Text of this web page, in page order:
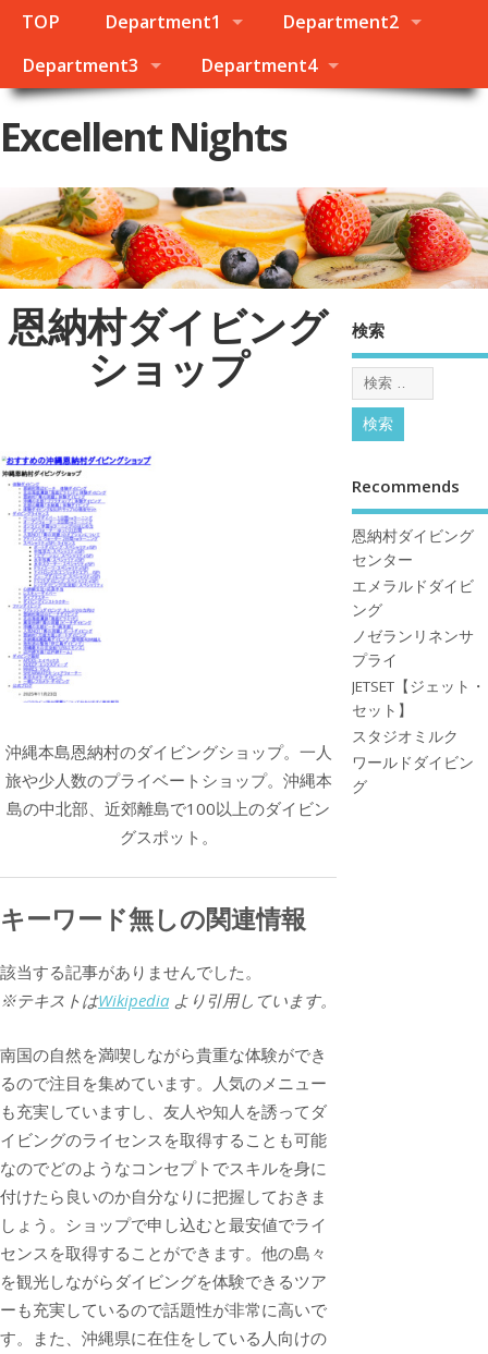
TOP Department1
Department2
Department3
Department4
Excellent Nights
恩納村ダイビング
ショップ
沖縄本島恩納村のダイビングショップ。一人
旅や少人数のプライベートショップ。沖縄本
島の中北部、近郊離島で100以上のダイビン
グスポット。
キーワード無しの関連情報
該当する記事がありませんでした。
※テキストはWikipedia より引用しています。
南国の自然を満喫しながら貴重な体験ができ
るので注目を集めています。人気のメニュー
も充実していますし、友人や知人を誘ってダ
イビングのライセンスを取得することも可能
なのでどのようなコンセプトでスキルを身に
付けたら良いのか自分なりに把握しておきま
しょう。ショップで申し込むと最安値でライ
センスを取得することができます。他の島々
を観光しながらダイビングを体験できるツア
ーも充実しているので話題性が非常に高いで
す。また、沖縄県に在住をしている人向けの
検索
Recommends
恩納村ダイビング
センター
エメラルドダイビ
ング
ノゼランリネンサ
プライ
JETSET【ジェット・
セット】
スタジオミルク
ワールドダイビン
グ